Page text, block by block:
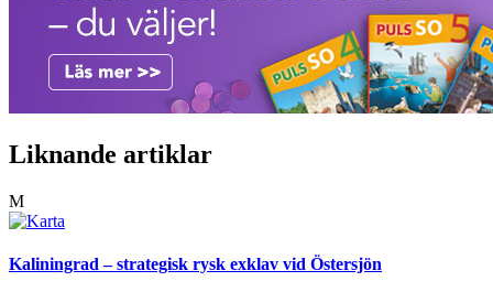
Liknande artiklar
M
Kaliningrad – strategisk rysk exklav vid Östersjön